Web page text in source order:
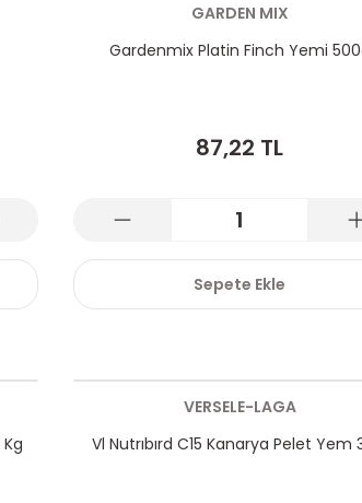
GARDEN MIX
Gardenmix Platin Finch Yemi
87,22 TL
Sepete Ekle
VERSELE-LAGA
Vl Nutrıbırd C15 Kanarya Pelet Yem